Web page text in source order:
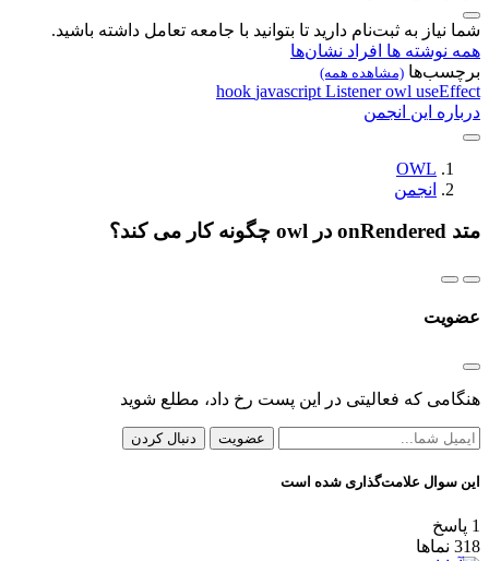
به ثبت‌نام دارید تا بتوانید با جامعه تعامل داشته باشید.
هاافراد نشان‌ها
(مشاهده همه)
hookjavascriptListenerowl
این انجمن
OWL
انجمن
که فعالیتی در این پست رخ داد، مطلع شوید
عضویت دنبال کردن
علامت‌گذاری شده است